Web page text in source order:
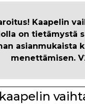
Kaapelin
on tietämystä
asianmukaista
menettämisen.